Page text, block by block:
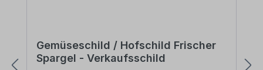
Gemüseschild / Hofschild Frischer
Spargel - Verkaufsschild